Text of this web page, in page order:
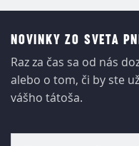
NOVINKY ZO SVETA
Raz za čas sa od nás
alebo o tom, či by ste
vášho tátoša.